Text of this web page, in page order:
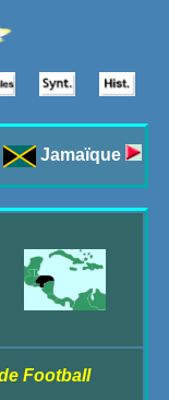
Jamaïque
Football